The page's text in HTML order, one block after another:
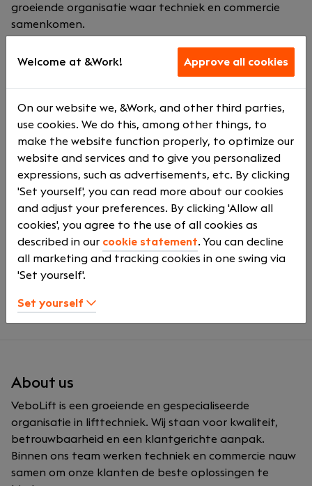
groeiende organisatie waar techniek en commercie
samenkomen.
Een afwisselende en uitdagende functie met veel
Een marktconform salaris afhankelijk van
ervaring en opleiding;
Goede secundaire arbeidsvoorwaarden;
Pensioenregeling conform cao Metalektro;
Ruimte voor eigen initiatief en persoonlijke
ontwikkeling;
Opleidings- en doorgroeimogelijkheden;
Een prettige en informele werksfeer binnen een
betrokken team;
Werken in een moderne en professionele
organisatie waar klanttevredenheid centraal
About us
VeboLift is een groeiende en gespecialiseerde
organisatie in lifttechniek. Wij staan voor kwaliteit,
betrouwbaarheid en een klantgerichte aanpak.
Binnen ons team werken techniek en commercie nauw
samen om onze klanten de beste oplossingen te
Welcome at &Work! Approve all cookies
On our website we, &Work, and other third parties,
use cookies. We do this, among other things, to
make the website function properly, to optimize our
website and services and to give you personalized
expressions, such as advertisements, etc. By clicking
'Set yourself', you can read more about our cookies
and adjust your preferences. By clicking 'Allow all
cookies', you agree to the use of all cookies as
described in our cookie statement. You can decline
all marketing and tracking cookies in one swing via
'Set yourself'.
Set yourself